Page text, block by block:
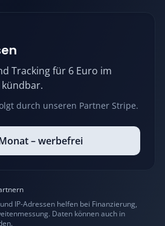
Tracking für 6 Euro im
durch unseren Partner Stripe.
– werbefrei
IP-Adressen helfen bei Finanzierung,
Daten können auch in